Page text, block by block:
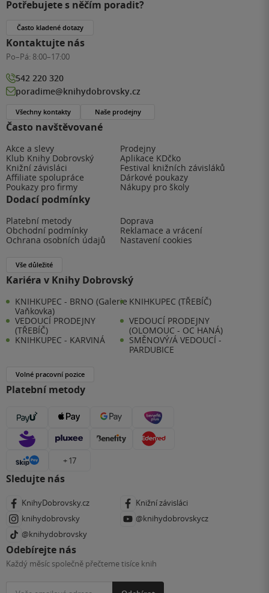
Často navštěvované
Akce a slevy
Prodejny
Klub Knihy Dobrovský
Aplikace KDčko
Knižní závisláci
Festival knižních závisláků
Affiliate spolupráce
Dárkové poukazy
Poukazy pro firmy
Nákupy pro školy
Dodací podmínky
Platební metody
Doprava
Obchodní podmínky
Reklamace a vrácení
Ochrana osobních údajů
Nastavení cookies
Vše důležité
Kariéra v Knihy Dobrovský
KNIHKUPEC - BRNO (Galerie
Vaňkovka)
KNIHKUPEC (TŘEBÍČ)
VEDOUCÍ PRODEJNY
(TŘEBÍČ)
VEDOUCÍ PRODEJNY
(OLOMOUC - OC HANÁ)
KNIHKUPEC - KARVINÁ
SMĚNOVÝ/Á VEDOUCÍ -
PARDUBICE
Volné pracovní pozice
Platební metody
+ 17
Sledujte nás
KnihyDobrovsky.cz
Knižní závisláci
knihydobrovsky
@knihydobrovskycz
@knihydobrovsky
Odebírejte nás
Každý měsíc společně přečteme tisíce knih
Potřebujete s něčím poradit?
Často kladené dotazy
Kontaktujte nás
Po–Pá: 8:00–17:00
542 220 320
poradime@knihydobrovsky.cz
Všechny kontakty Naše prodejny